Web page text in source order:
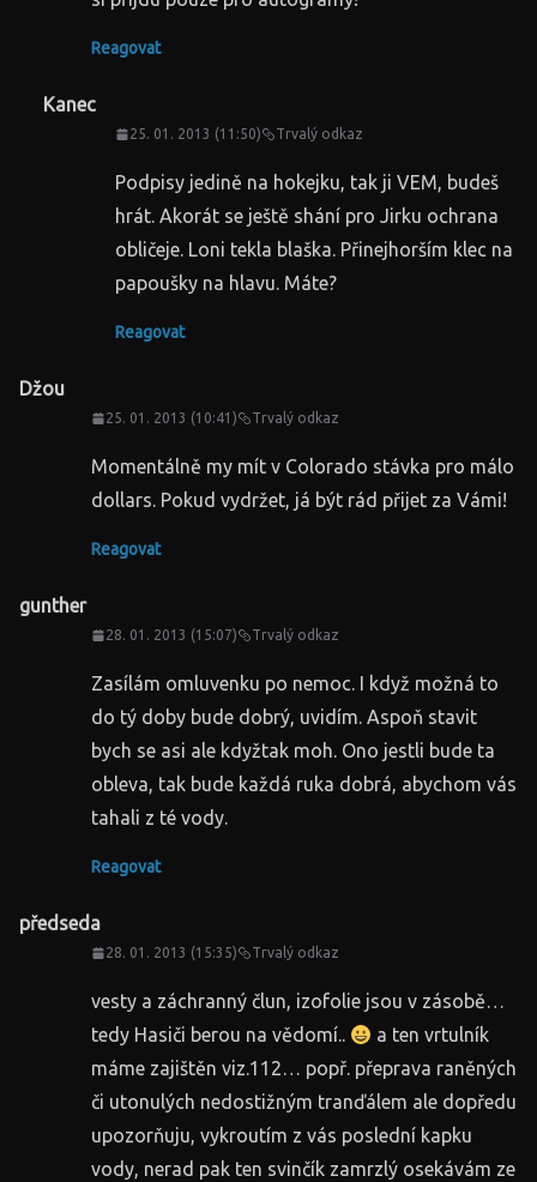
Reagovat
Kanec
25. 01. 2013 (11:50) Trvalý odkaz
Podpisy jedině na hokejku, tak ji VEM, budeš
hrát. Akorát se ještě shání pro Jirku ochrana
obličeje. Loni tekla blaška. Přinejhorším klec na
papoušky na hlavu. Máte?
Reagovat
Džou
25. 01. 2013 (10:41) Trvalý odkaz
Momentálně my mít v Colorado stávka pro málo
dollars. Pokud vydržet, já být rád přijet za Vámi!
Reagovat
gunther
28. 01. 2013 (15:07) Trvalý odkaz
Zasílám omluvenku po nemoc. I když možná to
do tý doby bude dobrý, uvidím. Aspoň stavit
bych se asi ale kdyžtak moh. Ono jestli bude ta
obleva, tak bude každá ruka dobrá, abychom vás
tahali z té vody.
Reagovat
předseda
28. 01. 2013 (15:35) Trvalý odkaz
vesty a záchranný člun, izofolie jsou v zásobě…
tedy Hasiči berou na vědomí..
a ten vrtulník
máme zajištěn viz.112… popř. přeprava raněných
či utonulých nedostižným tranďálem ale dopředu
upozorňuju, vykroutím z vás poslední kapku
vody, nerad pak ten svinčík zamrzlý osekávám ze